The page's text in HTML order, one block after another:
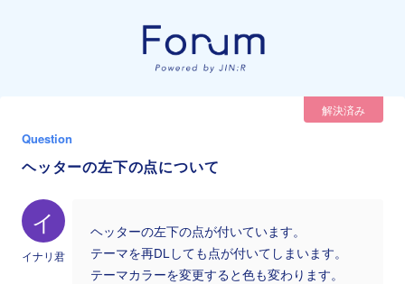
解決済み
Question
ヘッターの左下の点について
イ
イナリ君
ヘッターの左下の点が付いています。
テーマを再DLしても点が付いてしまいます。
テーマカラーを変更すると色も変わります。